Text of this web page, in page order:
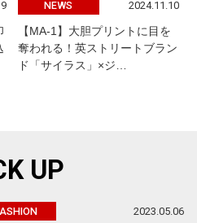
NEWS 2024.11.10
【MA-1】大胆プリントに目を
奪われる！英ストリートブラン
ド「サイラス」×ジ…
UP
2023.05.06